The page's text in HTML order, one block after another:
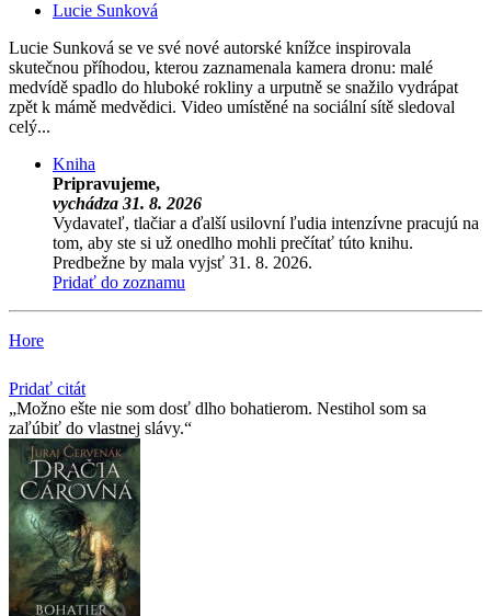
Lucie Sunková
Lucie Sunková se ve své nové autorské knížce inspirovala
skutečnou příhodou, kterou zaznamenala kamera dronu: malé
medvídě spadlo do hluboké rokliny a urputně se snažilo vydrápat
zpět k mámě medvědici. Video umístěné na sociální sítě sledoval
celý...
Kniha
Pripravujeme,
vychádza 31. 8. 2026
Vydavateľ, tlačiar a ďalší usilovní ľudia intenzívne pracujú na
tom, aby ste si už onedlho mohli prečítať túto knihu.
Predbežne by mala vyjsť 31. 8. 2026.
Pridať do zoznamu
Hore
Pridať citát
Možno ešte nie som dosť dlho bohatierom. Nestihol som sa
zaľúbiť do vlastnej slávy.